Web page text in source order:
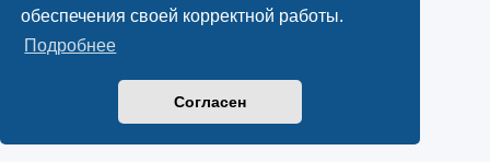
обеспечения своей корректной работы.
Подробнее
Согласен